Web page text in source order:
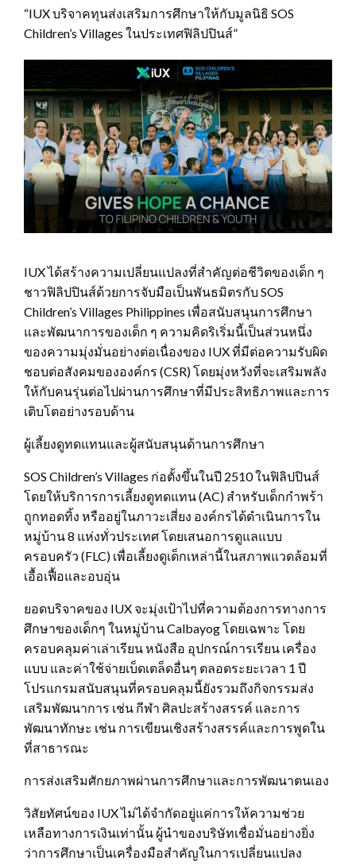
“IUX บริจาคทุนส่งเสริมการศึกษาให้กับมูลนิธิ SOS
Children’s Villages ในประเทศฟิลิปปินส์”
IUX ได้สร้างความเปลี่ยนแปลงที่สำคัญต่อชีวิตของเด็ก ๆ
ชาวฟิลิปปินส์ด้วยการจับมือเป็นพันธมิตรกับ SOS
Children’s Villages Philippines เพื่อสนับสนุนการศึกษา
และพัฒนาการของเด็ก ๆ ความคิดริเริ่มนี้เป็นส่วนหนึ่ง
ของความมุ่งมั่นอย่างต่อเนื่องของ IUX ที่มีต่อความรับผิด
ชอบต่อสังคมขององค์กร (CSR) โดยมุ่งหวังที่จะเสริมพลัง
ให้กับคนรุ่นต่อไปผ่านการศึกษาที่มีประสิทธิภาพและการ
เติบโตอย่างรอบด้าน
ผู้เลี้ยงดูทดแทนและผู้สนับสนุนด้านการศึกษา
SOS Children’s Villages ก่อตั้งขึ้นในปี 2510 ในฟิลิปปินส์
โดยให้บริการการเลี้ยงดูทดแทน (AC) สำหรับเด็กกำพร้า
ถูกทอดทิ้ง หรืออยู่ในภาวะเสี่ยง องค์กรได้ดำเนินการใน
หมู่บ้าน 8 แห่งทั่วประเทศ โดยเสนอการดูแลแบบ
ครอบครัว (FLC) เพื่อเลี้ยงดูเด็กเหล่านี้ในสภาพแวดล้อมที่
เอื้อเฟื้อและอบอุ่น
ยอดบริจาคของ IUX จะมุ่งเป้าไปที่ความต้องการทางการ
ศึกษาของเด็กๆ ในหมู่บ้าน Calbayog โดยเฉพาะ โดย
ครอบคลุมค่าเล่าเรียน หนังสือ อุปกรณ์การเรียน เครื่อง
แบบ และค่าใช้จ่ายเบ็ดเตล็ดอื่นๆ ตลอดระยะเวลา 1 ปี
โปรแกรมสนับสนุนที่ครอบคลุมนี้ยังรวมถึงกิจกรรมส่ง
เสริมพัฒนาการ เช่น กีฬา ศิลปะสร้างสรรค์ และการ
พัฒนาทักษะ เช่น การเขียนเชิงสร้างสรรค์และการพูดใน
ที่สาธารณะ
การส่งเสริมศักยภาพผ่านการศึกษาและการพัฒนาตนเอง
วิสัยทัศน์ของ IUX ไม่ได้จำกัดอยู่แค่การให้ความช่วย
เหลือทางการเงินเท่านั้น ผู้นำของบริษัทเชื่อมั่นอย่างยิ่ง
ว่าการศึกษาเป็นเครื่องมือสำคัญในการเปลี่ยนแปลง